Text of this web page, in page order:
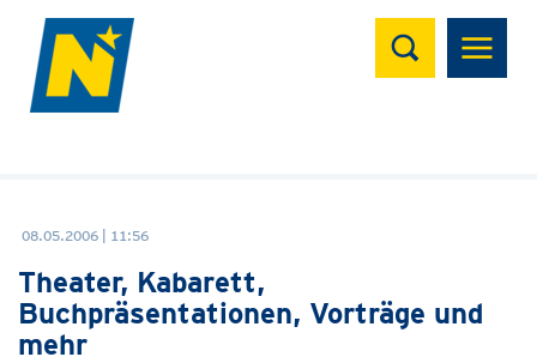
Suchen
08.05.2006 | 11:56
Theater, Kabarett,
Buchpräsentationen, Vorträge und
mehr